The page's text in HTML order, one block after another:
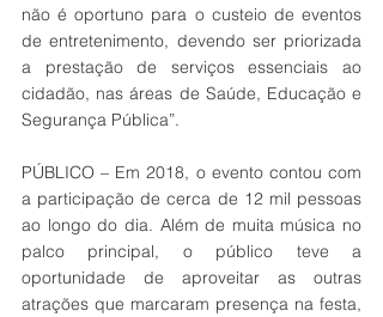
não é oportuno para o custeio de eventos
de entretenimento, devendo ser priorizada
a prestação de serviços essenciais ao
cidadão, nas áreas de Saúde, Educação e
Segurança Pública”.
PÚBLICO – Em 2018, o evento contou com
a participação de cerca de 12 mil pessoas
ao longo do dia. Além de muita música no
palco principal, o público teve a
oportunidade de aproveitar as outras
atrações que marcaram presença na festa,